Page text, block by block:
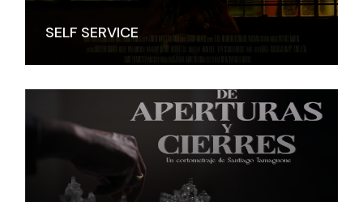
SELF SERVICE